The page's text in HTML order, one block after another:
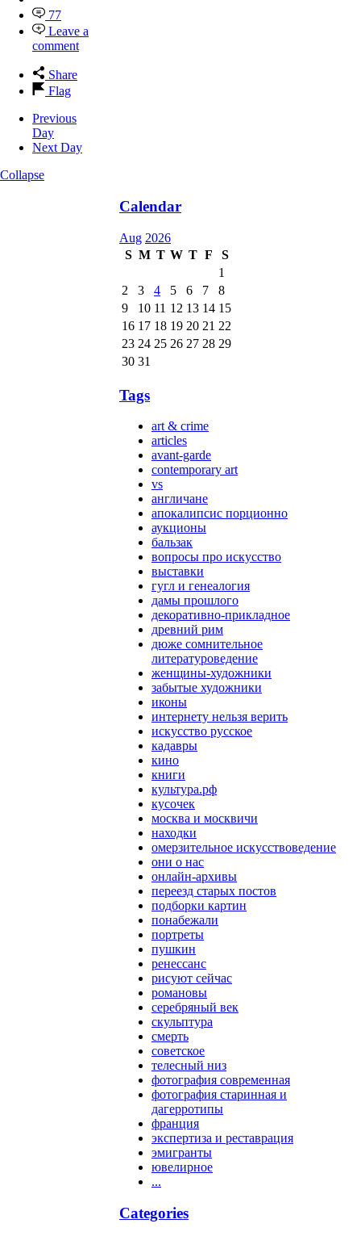
77
Leave a
comment
Share
Flag
Previous
Day
Next Day
Collapse
Calendar
Aug 2026
S M T W T F
S
1
2
3 4 5 6 7
8
9
10 11 12 13 14 15
16 17 18 19 20 21 22
23 24 25 26 27 28 29
30 31
Tags
art & crime
articles
avant-garde
contemporary art
vs
англичане
апокалипсис порционно
аукционы
бальзак
вопросы про искусство
выставки
гугл и генеалогия
дамы прошлого
декоративно-прикладное
древний рим
дюже сомнительное
литературоведение
женщины-художники
забытые художники
иконы
интернету нельзя верить
искусство русское
кадавры
кино
книги
культура.рф
кусочек
москва и москвичи
находки
омерзительное искусствоведение
они о нас
онлайн-архивы
переезд старых постов
подборки картин
понабежали
портреты
пушкин
ренессанс
рисуют сейчас
романовы
серебряный век
скульптура
смерть
советское
телесный низ
фотография современная
фотография старинная и
дагерротипы
франция
экспертиза и реставрация
эмигранты
ювелирное
...
Categories